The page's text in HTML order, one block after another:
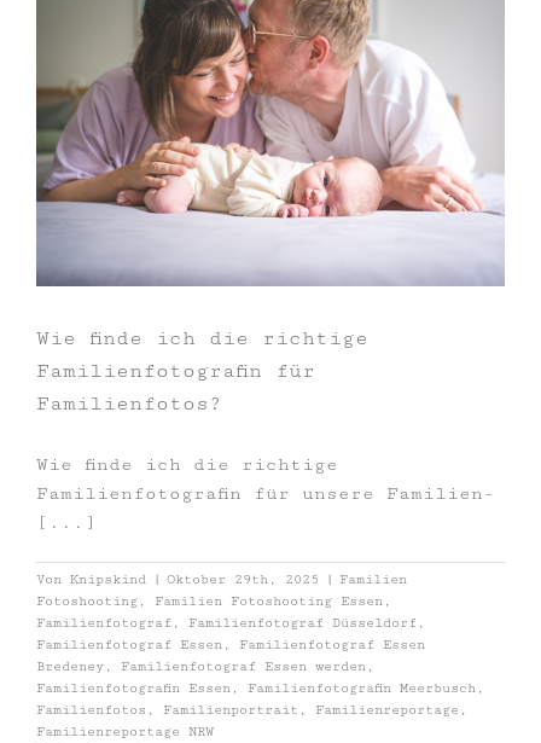
Wie finde ich die richtige
Familienfotografin für
Familienfotos?
Wie finde ich die richtige
Familienfotografin für unsere Familien-
[...]
Von Knipskind | Oktober 29th, 2025 |
Familien
Fotoshooting , Familien Fotoshooting Essen ,
Familienfotograf , Familienfotograf Düsseldorf ,
Familienfotograf Essen , Familienfotograf Essen
Bredeney , Familienfotograf Essen werden ,
Familienfotografin Essen , Familienfotografin Meerbusch ,
Familienfotos , Familienportrait , Familienreportage ,
Familienreportage NRW